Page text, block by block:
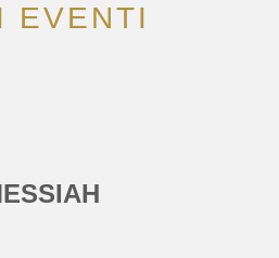
EVENTI